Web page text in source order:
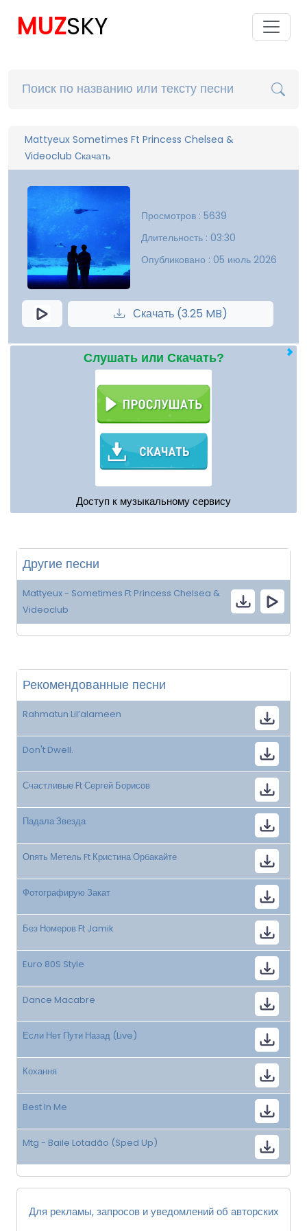
MUZSKY
Mattyeux Sometimes Ft Princess Chelsea &
Videoclub Скачать
Просмотров : 5639
Длительность : 03:30
Опубликовано : 05 июль 2026
Скачать (3.25 MB)
Слушать или Скачать?
Доступ к музыкальному сервису
Другие песни
Mattyeux - Sometimes Ft Princess Chelsea &
Videoclub
Рекомендованные песни
Rahmatun Lil’alameen
Don't Dwell.
Счастливые Ft Сергей Борисов
Падала Звезда
Опять Метель Ft Кристина Орбакайте
Фотографирую Закат
Без Номеров Ft Jamik
Euro 80S Style
Dance Macabre
Если Нет Пути Назад (Live)
Кохання
Best In Me
Mtg - Baile Lotadão (Sped Up)
Для рекламы, запросов и уведомлений об авторских